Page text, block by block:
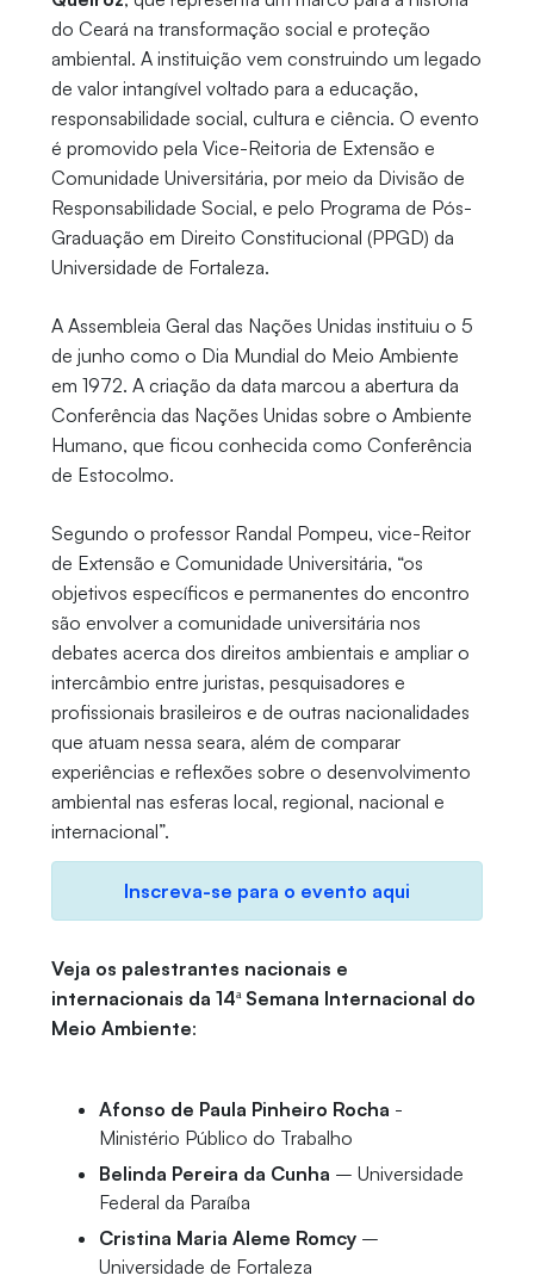
do Ceará na transformação social e proteção
ambiental. A instituição vem construindo um legado
de valor intangível voltado para a educação,
responsabilidade social, cultura e ciência. O evento
é promovido pela Vice-Reitoria de Extensão e
Comunidade Universitária, por meio da Divisão de
Responsabilidade Social, e pelo Programa de Pós-
Graduação em Direito Constitucional (PPGD) da
Universidade de Fortaleza.
A Assembleia Geral das Nações Unidas instituiu o 5
de junho como o Dia Mundial do Meio Ambiente
em 1972. A criação da data marcou a abertura da
Conferência das Nações Unidas sobre o Ambiente
Humano, que ficou conhecida como Conferência
de Estocolmo.
Segundo o professor Randal Pompeu, vice-Reitor
de Extensão e Comunidade Universitária, “os
objetivos específicos e permanentes do encontro
são envolver a comunidade universitária nos
debates acerca dos direitos ambientais e ampliar o
intercâmbio entre juristas, pesquisadores e
profissionais brasileiros e de outras nacionalidades
que atuam nessa seara, além de comparar
experiências e reflexões sobre o desenvolvimento
ambiental nas esferas local, regional, nacional e
internacional”.
Inscreva-se para o evento aqui
Veja os palestrantes nacionais e
internacionais da 14ª Semana Internacional do
Meio Ambiente:
Afonso de Paula Pinheiro Rocha -
Ministério Público do Trabalho
Belinda Pereira da Cunha – Universidade
Federal da Paraíba
Cristina Maria Aleme Romcy–
Universidade de Fortaleza